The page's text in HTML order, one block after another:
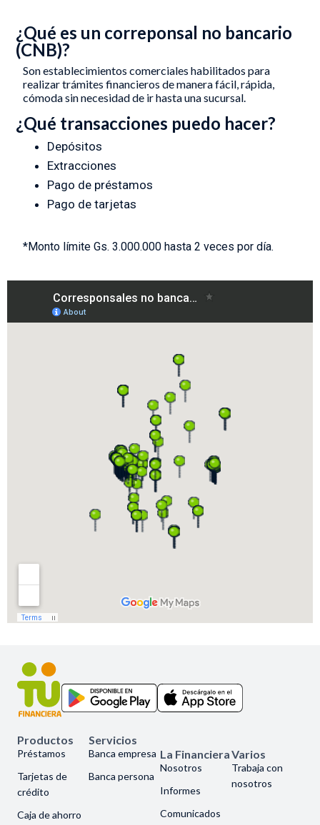
¿Qué es un correponsal no bancario
(CNB)?
Son establecimientos comerciales habilitados para
realizar trámites financieros de manera fácil, rápida,
cómoda sin necesidad de ir hasta una sucursal.
¿Qué transacciones puedo hacer?
Depósitos
Extracciones
Pago de préstamos
Pago de tarjetas
*Monto límite Gs. 3.000.000 hasta 2 veces por día.
Productos
Préstamos
Tarjetas de
crédito
Caja de ahorro
Servicios
Banca empresa
Banca persona
La Financiera
Nosotros
Informes
Comunicados
Varios
Trabaja con
nosotros